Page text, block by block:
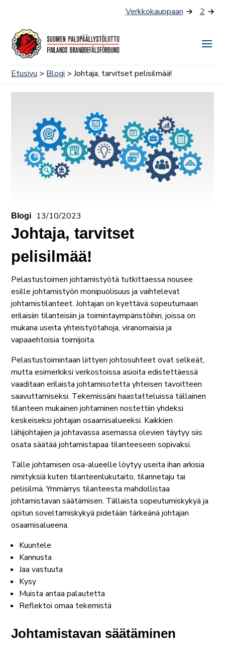
Verkkokauppaan 2
Etusivu > Blogi > Johtaja, tarvitset pelisilmää!
Blogi 13/10/2023
Johtaja, tarvitset
pelisilmää!
Pelastustoimen johtamistyötä tutkittaessa nousee
esille johtamistyön monipuolisuus ja vaihtelevat
johtamistilanteet. Johtajan on kyettävä sopeutumaan
erilaisiin tilanteisiin ja toimintaympäristöihin, joissa on
mukana useita yhteistyötahoja, viranomaisia ja
vapaaehtoisia toimijoita.
Pelastustoimintaan liittyen johtosuhteet ovat selkeät,
mutta esimerkiksi verkostoissa asioita edistettäessä
vaaditaan erilaista johtamisotetta yhteisen tavoitteen
saavuttamiseksi. Tekemissäni haastatteluissa tällainen
tilanteen mukainen johtaminen nostettiin yhdeksi
keskeiseksi johtajan osaamisalueeksi. Kaikkien
lähijohtajien ja johtavassa asemassa olevien täytyy siis
osata säätää johtamistapaa tilanteeseen sopivaksi.
Tälle johtamisen osa-alueelle löytyy useita ihan arkisia
nimityksiä kuten tilanteenlukutaito, tilannetaju tai
pelisilmä. Ymmärrys tilanteesta mahdollistaa
johtamistavan säätämisen. Tällaista sopeutumiskykyä ja
opitun soveltamiskykyä pidetään tärkeänä johtajan
osaamisalueena.
Kuuntele
Kannusta
Jaa vastuuta
Kysy
Muista antaa palautetta
Reflektoi omaa tekemistä
Johtamistavan säätäminen